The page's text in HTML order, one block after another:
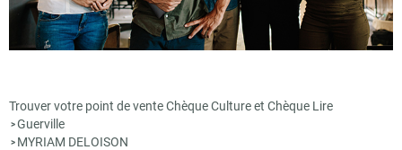
Trouver votre point de vente Chèque Culture et Chèque Lire
>Guerville
> MYRIAM DELOISON